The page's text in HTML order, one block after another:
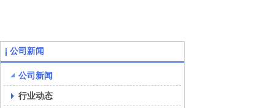
公司新闻
公司新闻
行业动态